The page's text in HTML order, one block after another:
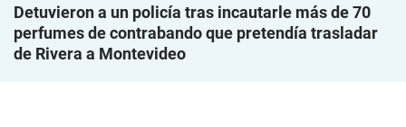
Detuvieron a un policía tras incautarle más de 70
perfumes de contrabando que pretendía trasladar
de Rivera a Montevideo